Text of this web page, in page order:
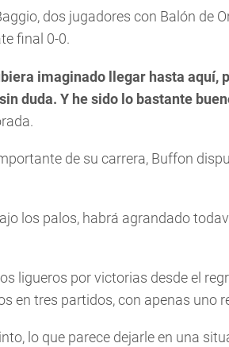
dos jugadores con Balón de
final 0-0.
imaginado llegar hasta aquí,
duda. Y he sido lo bastante
de su carrera, Buffon
los palos, habrá agrandado
ligueros por victorias desde el
en tres partidos, con apenas uno
lo que parece dejarle en una